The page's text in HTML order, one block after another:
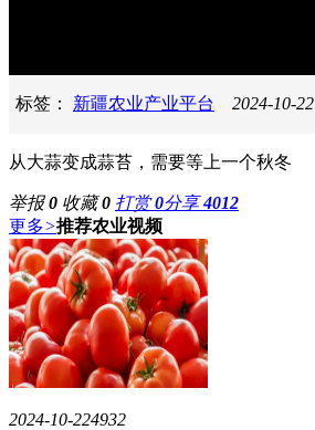
标签： 新疆农业产业平台 2024-10-22
从大蒜变成蒜苔，需要等上一个秋冬
举报0 收藏0 打赏0分享4012
更多>推荐农业视频
2024-10-224932